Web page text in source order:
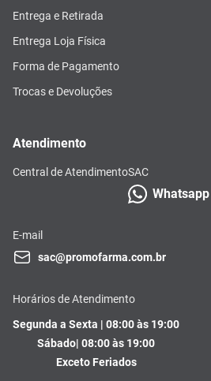
Entrega e Retirada
Entrega Loja Física
Forma de Pagamento
Trocas e Devoluções
Atendimento
Central de AtendimentoSAC
Whatsapp
E-mail
sac@promofarma.com.br
Horários de Atendimento
Segunda a Sexta | 08:00 às 19:00
Sábado| 08:00 às 19:00
Exceto Feriados